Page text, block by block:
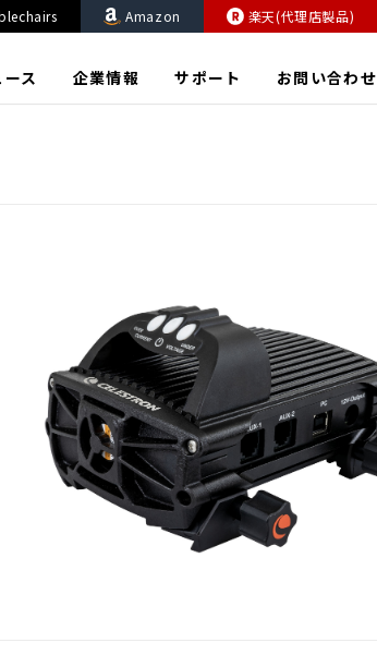
Amazon 楽天(代理店製品)
ス 企業情報 サポート お問い合わせ